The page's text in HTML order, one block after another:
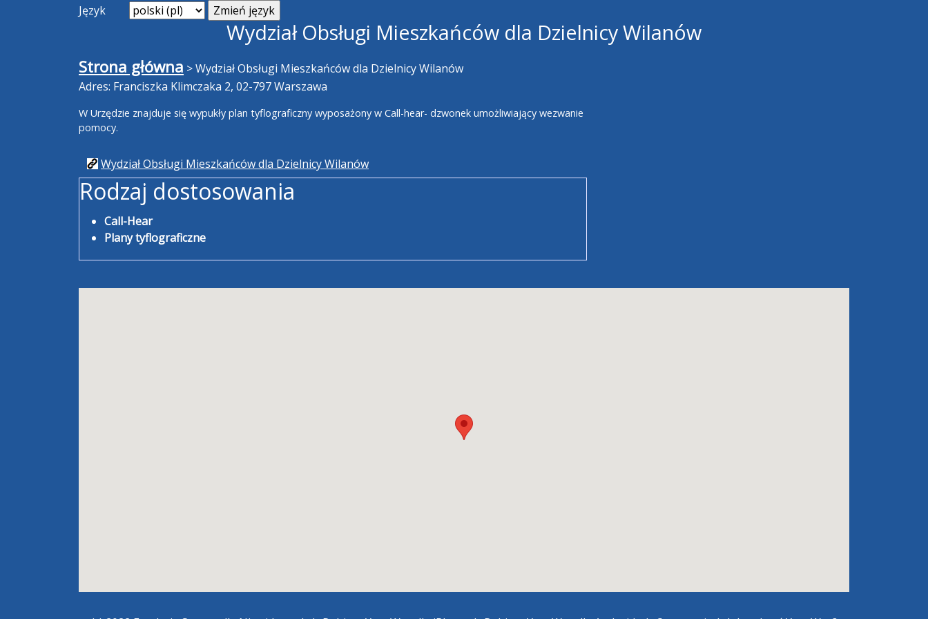
Język
Wydział Obsługi Mieszkańców dla Dzielnicy Wilanów
Strona główna >Wydział Obsługi Mieszkańców dla Dzielnicy Wilanów
Adres: Franciszka Klimczaka 2, 02-797 Warszawa
W Urzędzie znajduje się wypukły plan tyflograficzny wyposażony w Call-hear- dzwonek umożliwiający wezwanie
pomocy.
Wydział Obsługi Mieszkańców dla Dzielnicy Wilanów
Rodzaj dostosowania
Call-Hear
Plany tyflograficzne